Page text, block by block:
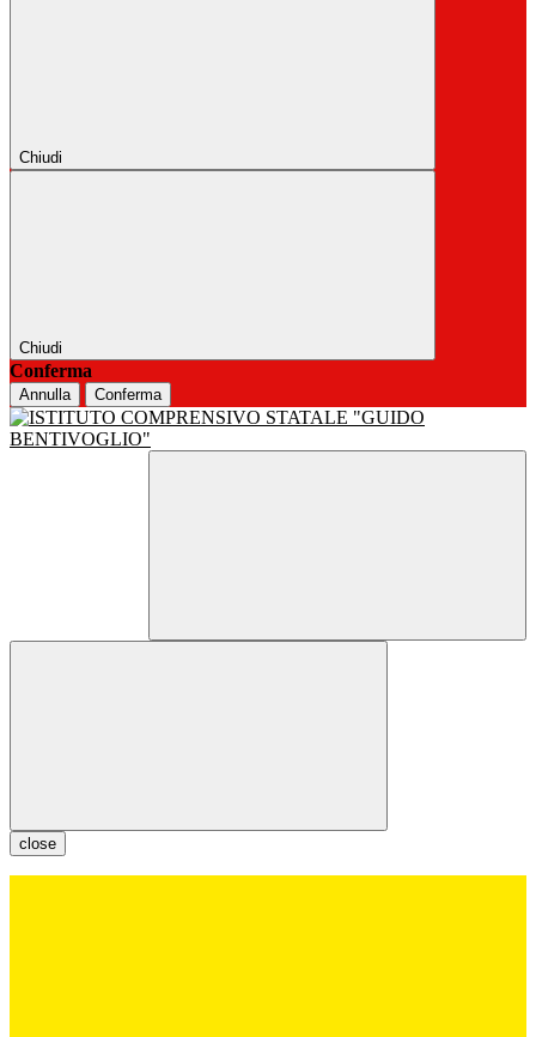
Chiudi
Chiudi
Conferma
Annulla Conferma
close